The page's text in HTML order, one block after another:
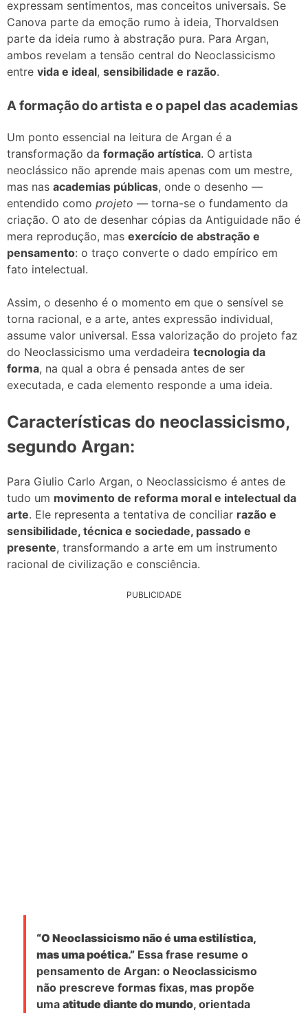
expressam sentimentos, mas conceitos universais. Se
Canova parte da emoção rumo à ideia, Thorvaldsen
parte da ideia rumo à abstração pura. Para Argan,
ambos revelam a tensão central do Neoclassicismo
entre vida e ideal, sensibilidade e razão.
A formação do artista e o papel das academias
Um ponto essencial na leitura de Argan é a
transformação da formação artística. O artista
neoclássico não aprende mais apenas com um mestre,
mas nas academias públicas, onde o desenho —
entendido como projeto — torna-se o fundamento da
criação. O ato de desenhar cópias da Antiguidade não é
mera reprodução, mas exercício de abstração e
pensamento: o traço converte o dado empírico em
fato intelectual.
Assim, o desenho é o momento em que o sensível se
torna racional, e a arte, antes expressão individual,
assume valor universal. Essa valorização do projeto faz
do Neoclassicismo uma verdadeira tecnologia da
forma, na qual a obra é pensada antes de ser
executada, e cada elemento responde a uma ideia.
Características do neoclassicismo,
segundo Argan:
Para Giulio Carlo Argan, o Neoclassicismo é antes de
tudo um movimento de reforma moral e intelectual da
arte. Ele representa a tentativa de conciliar razão e
sensibilidade, técnica e sociedade, passado e
presente, transformando a arte em um instrumento
racional de civilização e consciência.
PUBLICIDADE
“O Neoclassicismo não é uma estilística,
mas uma poética.” Essa frase resume o
pensamento de Argan: o Neoclassicismo
não prescreve formas fixas, mas propõe
uma atitude diante do mundo, orientada